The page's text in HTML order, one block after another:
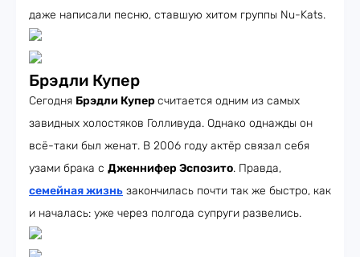
даже написали песню, ставшую хитом группы Nu-Kats.
Брэдли Купер
Сегодня Брэдли Куперсчитается одним из самых
завидных холостяков Голливуда. Однако однажды он
всё-таки был женат. В 2006 году актёр связал себя
узами брака с Дженнифер Эспозито. Правда,
семейная жизнь закончилась почти так же быстро, как
и началась: уже через полгода супруги развелись.